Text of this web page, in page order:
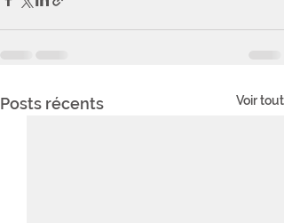
Posts récents Voir tout